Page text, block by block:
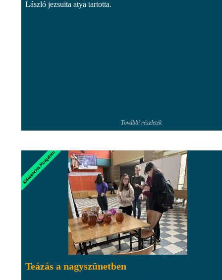
László jezsuita atya tartotta.
További részletek
Teázás a nagyszünetben